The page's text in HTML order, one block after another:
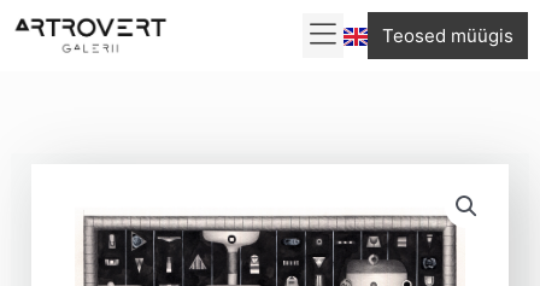
Skip
Teosed müügis